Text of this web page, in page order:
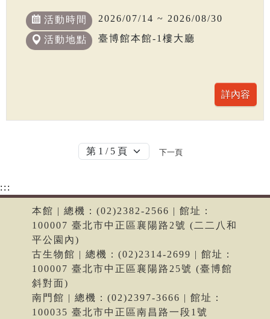
活動時間 2026/07/14 ~ 2026/08/30
活動地點 臺博館本館-1樓大廳
下一頁
:::
本館 | 總機：(02)2382-2566 | 館址：
100007 臺北市中正區襄陽路2號 (二二八和
平公園內)
古生物館 | 總機：(02)2314-2699 | 館址：
100007 臺北市中正區襄陽路25號 (臺博館
斜對面)
南門館 | 總機：(02)2397-3666 | 館址：
100035 臺北市中正區南昌路一段1號